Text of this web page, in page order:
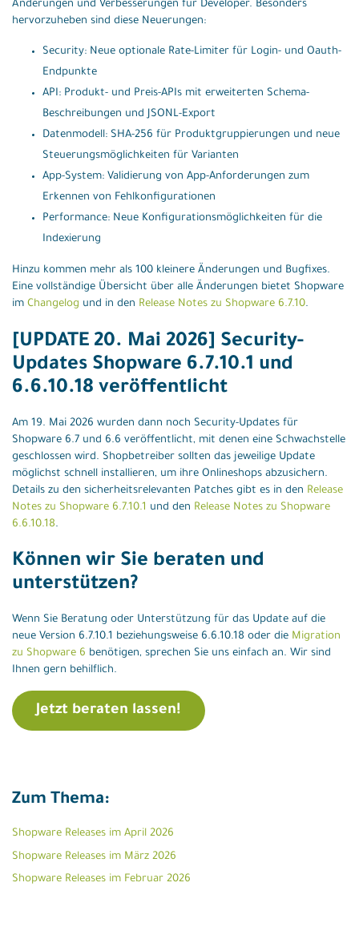
Änderungen und Verbesserungen für Developer. Besonders
hervorzuheben sind diese Neuerungen:
Security: Neue optionale Rate-Limiter für Login- und Oauth-
Endpunkte
API: Produkt- und Preis-APIs mit erweiterten Schema-
Beschreibungen und JSONL-Export
Datenmodell: SHA-256 für Produktgruppierungen und neue
Steuerungsmöglichkeiten für Varianten
App-System: Validierung von App-Anforderungen zum
Erkennen von Fehlkonfigurationen
Performance: Neue Konfigurationsmöglichkeiten für die
Indexierung
Hinzu kommen mehr als 100 kleinere Änderungen und Bugfixes.
Eine vollständige Übersicht über alle Änderungen bietet Shopware
im Changelog und in den Release Notes zu Shopware 6.7.10.
[UPDATE 20. Mai 2026] Security-
Updates Shopware 6.7.10.1 und
6.6.10.18 veröffentlicht
Am 19. Mai 2026 wurden dann noch Security-Updates für
Shopware 6.7 und 6.6 veröffentlicht, mit denen eine Schwachstelle
geschlossen wird. Shopbetreiber sollten das jeweilige Update
möglichst schnell installieren, um ihre Onlineshops abzusichern.
Details zu den sicherheitsrelevanten Patches gibt es in den Release
Notes zu Shopware 6.7.10.1 und den Release Notes zu Shopware
6.6.10.18.
Können wir Sie beraten und
unterstützen?
Wenn Sie Beratung oder Unterstützung für das Update auf die
neue Version 6.7.10.1 beziehungsweise 6.6.10.18 oder die Migration
zu Shopware 6 benötigen, sprechen Sie uns einfach an. Wir sind
Ihnen gern behilflich.
Jetzt beraten lassen!
Zum Thema:
Shopware Releases im April 2026
Shopware Releases im März 2026
Shopware Releases im Februar 2026